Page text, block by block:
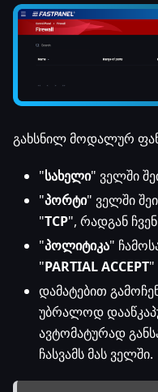
გახსნილ მოდალურ
"სახელი" ველში
"პორტი" ველში
"TCP", რადგან
"პოლიტიკა"
"PARTIAL ACCEPT"
დამატებით
უბრალოდ
ავტომატურად
ჩასვამს მას ველში.